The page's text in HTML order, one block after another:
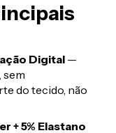
Digital —
sem
do tecido, não
+ 5% Elastano